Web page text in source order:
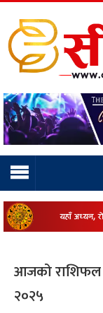
टिम:
आजको राशिफल
२०२५